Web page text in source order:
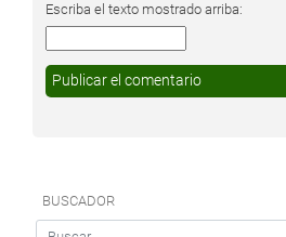
Escriba el texto mostrado arriba:
BUSCADOR
Search for